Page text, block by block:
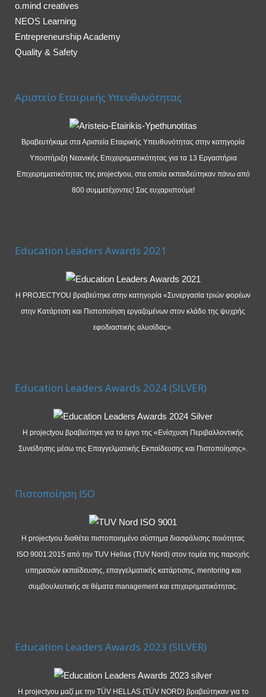
o.mind creatives
NEOS Learning
Entrepreneurship Academy
Quality & Safety
Αριστείο Εταιρικής Υπευθυνότητας
Βραβευτήκαμε στα Αριστεία Εταιρικής Υπευθυνότητας στην κατηγορία
Υποστήριξη Νεανικής Επιχειρηματικότητας για τα 13 Εργαστήρια
Επιχειρηματικότητας της projectyou, στα οποία εκπαιδεύτηκαν πάνω από
800 συμμετέχοντες! Σας ευχαριστούμε!
Education Leaders Awards 2021
Η PROJECTYOU βραβεύτηκε στην κατηγορία «Συνεργασία τριών φορέων
στην Κατάρτιση και Πιστοποίηση εργαζομένων στον κλάδο της ψυχρής
εφοδιαστικής αλυσίδας».
Education Leaders Awards 2024 (SILVER)
Η projectyou βραβεύτηκε για το έργο της «Ενίσχυση Περιβαλλοντικής
Συνείδησης μέσω της Επαγγελματικής Εκπαίδευσης και Πιστοποίησης».
Πιστοποίηση ISO
Η projectyou διαθέτει πιστοποιημένο σύστημα διασφάλισης ποιότητας
ISO 9001:2015 από την TUV Hellas (TUV Nord) στον τομέα της παροχής
υπηρεσιών εκπαίδευσης, επαγγελματικής κατάρτισης, mentoring και
συμβουλευτικής σε θέματα management και επιχειρηματικότητας.
Education Leaders Awards 2023 (SILVER)
Η projectyou μαζί με την TÜV HELLAS (TÜV NORD) βραβεύτηκαν για το